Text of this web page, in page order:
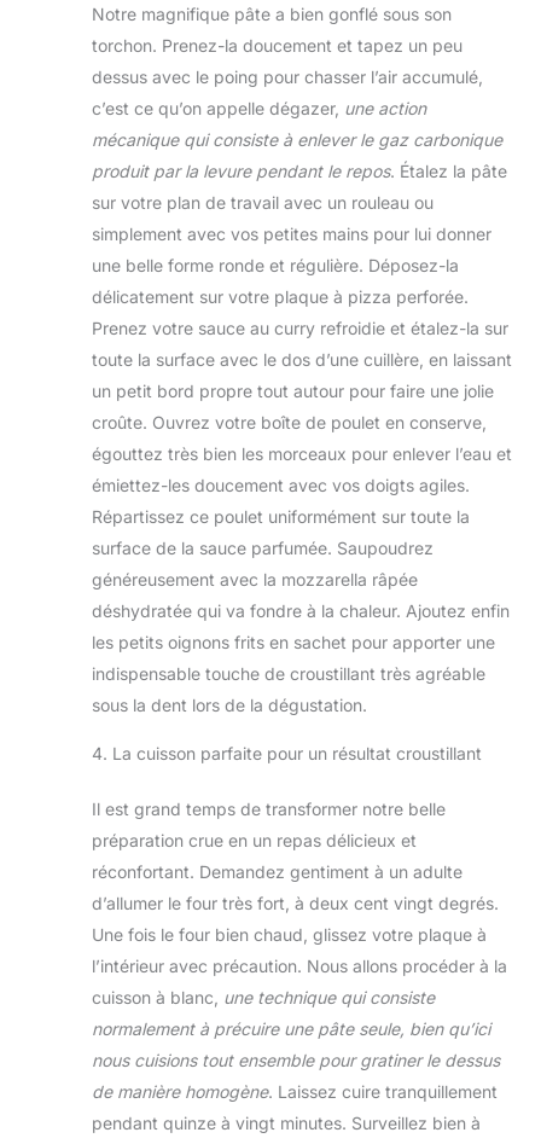
Notre magnifique pâte a bien gonflé sous son
torchon. Prenez-la doucement et tapez un peu
dessus avec le poing pour chasser l’air accumulé,
c’est ce qu’on appelle dégazer, une action
mécanique qui consiste à enlever le gaz carbonique
produit par la levure pendant le repos. Étalez la pâte
sur votre plan de travail avec un rouleau ou
simplement avec vos petites mains pour lui donner
une belle forme ronde et régulière. Déposez-la
délicatement sur votre plaque à pizza perforée.
Prenez votre sauce au curry refroidie et étalez-la sur
toute la surface avec le dos d’une cuillère, en laissant
un petit bord propre tout autour pour faire une jolie
croûte. Ouvrez votre boîte de poulet en conserve,
égouttez très bien les morceaux pour enlever l’eau et
émiettez-les doucement avec vos doigts agiles.
Répartissez ce poulet uniformément sur toute la
surface de la sauce parfumée. Saupoudrez
généreusement avec la mozzarella râpée
déshydratée qui va fondre à la chaleur. Ajoutez enfin
les petits oignons frits en sachet pour apporter une
indispensable touche de croustillant très agréable
sous la dent lors de la dégustation.
4. La cuisson parfaite pour un résultat croustillant
Il est grand temps de transformer notre belle
préparation crue en un repas délicieux et
réconfortant. Demandez gentiment à un adulte
d’allumer le four très fort, à deux cent vingt degrés.
Une fois le four bien chaud, glissez votre plaque à
l’intérieur avec précaution. Nous allons procéder à la
cuisson à blanc, une technique qui consiste
normalement à précuire une pâte seule, bien qu’ici
nous cuisions tout ensemble pour gratiner le dessus
de manière homogène. Laissez cuire tranquillement
pendant quinze à vingt minutes. Surveillez bien à